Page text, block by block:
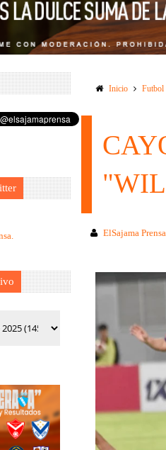
Inicio Futbol
ElSajama Prensa